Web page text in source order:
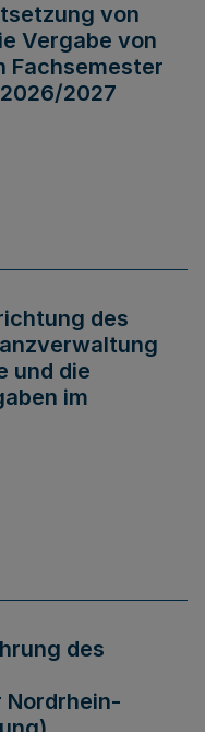
von
Vergabe von
Fachsemester
2027
des
und die
im
des